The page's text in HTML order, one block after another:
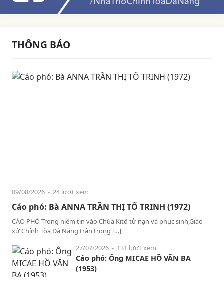
THÔNG BÁO
09/08/2026 - 24 lượt xem
Cáo phó: Bà ANNA TRẦN THỊ TỐ TRINH (1972)
CÁO PHÓ Trong niềm tin vào Chúa Kitô tử nạn và phục sinh,Giáo
xứ Chính Tòa Đà Nẵng trân trọng […]
27/07/2026 - 131 lượt xem
Cáo phó: Ông MICAE HỒ VĂN BA
(1953)